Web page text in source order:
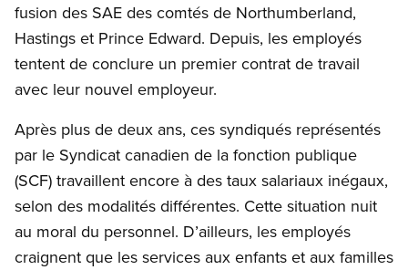
fusion des SAE des comtés de Northumberland,
Hastings et Prince Edward. Depuis, les employés
tentent de conclure un premier contrat de travail
avec leur nouvel employeur.
Après plus de deux ans, ces syndiqués représentés
par le Syndicat canadien de la fonction publique
(SCF) travaillent encore à des taux salariaux inégaux,
selon des modalités différentes. Cette situation nuit
au moral du personnel. D’ailleurs, les employés
craignent que les services aux enfants et aux familles